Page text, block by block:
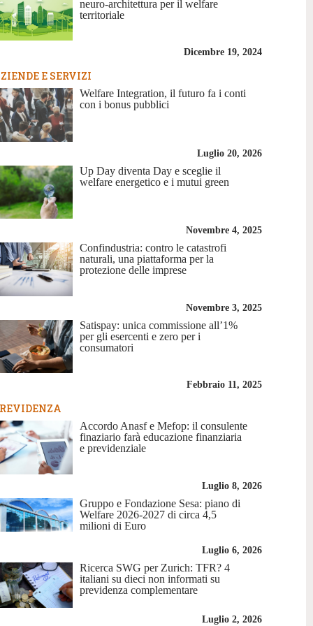
neuro-architettura per il welfare
territoriale
Dicembre 19, 2024
E SERVIZI
Welfare Integration, il futuro fa i conti
con i bonus pubblici
Luglio 20, 2026
Up Day diventa Day e sceglie il
welfare energetico e i mutui green
Novembre 4, 2025
Confindustria: contro le catastrofi
naturali, una piattaforma per la
protezione delle imprese
Novembre 3, 2025
Satispay: unica commissione all’1%
per gli esercenti e zero per i
consumatori
Febbraio 11, 2025
Accordo Anasf e Mefop: il consulente
finaziario farà educazione finanziaria
e previdenziale
Luglio 8, 2026
Gruppo e Fondazione Sesa: piano di
Welfare 2026-2027 di circa 4,5
milioni di Euro
Luglio 6, 2026
Ricerca SWG per Zurich: TFR? 4
italiani su dieci non informati su
previdenza complementare
Luglio 2, 2026